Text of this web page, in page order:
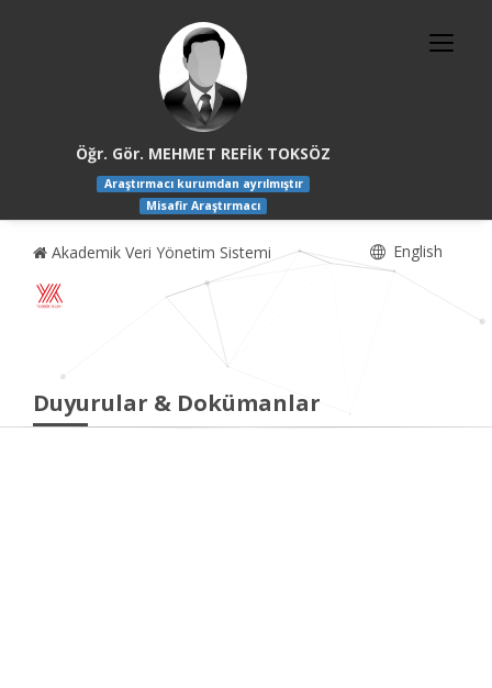
Öğr. Gör. MEHMET REFİK TOKSÖZ
Araştırmacı kurumdan ayrılmıştır
Misafir Araştırmacı
Akademik Veri Yönetim Sistemi English
Duyurular & Dokümanlar